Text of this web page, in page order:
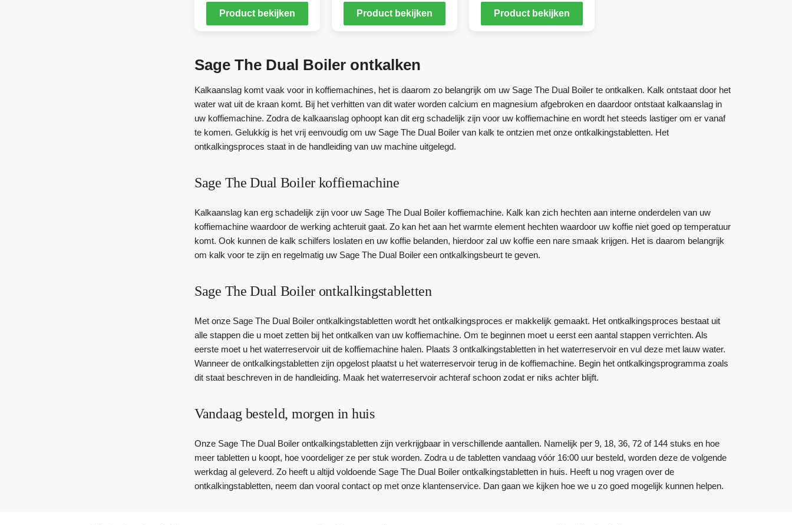
Product bekijken
Product bekijken
Product bekijken
Sage The Dual Boiler ontkalken
Kalkaanslag komt vaak voor in koffiemachines, het is daarom zo belangrijk om uw Sage The Dual Boiler te ontkalken. Kalk ontstaat door het
water wat uit de kraan komt. Bij het verhitten van dit water worden calcium en magnesium afgebroken en daardoor ontstaat kalkaanslag in
uw koffiemachine. Zodra de kalkaanslag ophoopt kan dit erg schadelijk zijn voor uw koffiemachine en wordt het steeds lastiger om er vanaf
te komen. Gelukkig is het vrij eenvoudig om uw Sage The Dual Boiler van kalk te ontzien met onze ontkalkingstabletten. Het
ontkalkingsproces staat in de handleiding van uw machine uitgelegd.
Sage The Dual Boiler koffiemachine
Kalkaanslag kan erg schadelijk zijn voor uw Sage The Dual Boiler koffiemachine. Kalk kan zich hechten aan interne onderdelen van uw
koffiemachine waardoor de werking achteruit gaat. Zo kan het aan het warmte element hechten waardoor uw koffie niet goed op temperatuur
komt. Ook kunnen de kalk schilfers loslaten en uw koffie belanden, hierdoor zal uw koffie een nare smaak krijgen. Het is daarom belangrijk
om kalk voor te zijn en regelmatig uw Sage The Dual Boiler een ontkalkingsbeurt te geven.
Sage The Dual Boiler ontkalkingstabletten
Met onze Sage The Dual Boiler ontkalkingstabletten wordt het ontkalkingsproces er makkelijk gemaakt. Het ontkalkingsproces bestaat uit
alle stappen die u moet zetten bij het ontkalken van uw koffiemachine. Om te beginnen moet u eerst een aantal stappen verrichten. Als
eerste moet u het waterreservoir uit de koffiemachine halen. Plaats 3 ontkalkingstabletten in het waterreservoir en vul deze met lauw water.
Wanneer de ontkalkingstabletten zijn opgelost plaatst u het waterreservoir terug in de koffiemachine. Begin het ontkalkingsprogramma zoals
dit staat beschreven in de handleiding. Maak het waterreservoir achteraf schoon zodat er niks achter blijft.
Vandaag besteld, morgen in huis
Onze Sage The Dual Boiler ontkalkingstabletten zijn verkrijgbaar in verschillende aantallen. Namelijk per 9, 18, 36, 72 of 144 stuks en hoe
meer tabletten u koopt, hoe voordeliger ze per stuk worden. Zodra u de tabletten vandaag vóór 16:00 uur besteld, worden deze de volgende
werkdag al geleverd. Zo heeft u altijd voldoende Sage The Dual Boiler ontkalkingstabletten in huis. Heeft u nog vragen over de
ontkalkingstabletten, neem dan vooral contact op met onze klantenservice. Dan gaan we kijken hoe we u zo goed mogelijk kunnen helpen.